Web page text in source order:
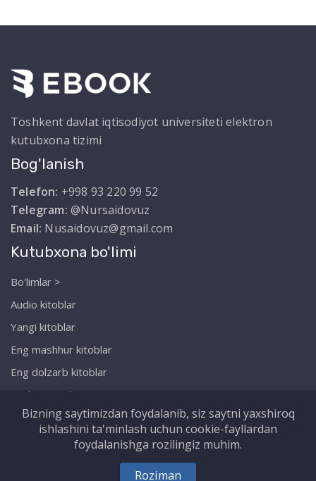
Toshkent davlat iqtisodiyot universiteti elektron
kutubxona tizimi
Bog'lanish
Telefon: +998 93 220 99 52
Telegram: @Nursaidovuz
Email: Nusaidovuz@gmail.com
Kutubxona bo'limi
Bo'limlar >
Audio kitoblar
Yangi kitoblar
Eng mashhur kitoblar
Eng dolzarb kitoblar
Biz haqimizda
Copyright © Nursaidov.uz. Barcha huquqlar
Bizning saytimizdan foydalanib, siz saytni yaxshiroq
ishlashini ta'minlash uchun cookie-fayllardan
foydalanishga rozilingiz muhim.
Roziman